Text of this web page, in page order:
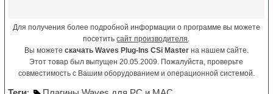
Для получения более подробной информации о программе вы можете
посетитьсайт производителя.
Вы можете скачать Waves Plug-Ins CSi Masterна нашем сайте.
Этот товар был выпущен 20.05.2009. Пожалуйста, проверьте
совместимость с Вашим оборудованием и операционной системой.